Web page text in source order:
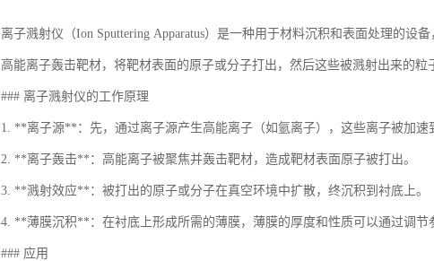
离子溅射仪（Ion Sputtering Apparatus）是一种用于材料沉积和表面处理的设
高能离子轰击靶材，将靶材表面的原子或分子打出，然后这些被溅射出来的粒
### 离子溅射仪的工作原理
1. **离子源**：先，通过离子源产生高能离子（如氩离子），这些离子被加速
2. **离子轰击**：高能离子被聚焦并轰击靶材，造成靶材表面原子被打出。
3. **溅射效应**：被打出的原子或分子在真空环境中扩散，终沉积到衬底上。
4. **薄膜沉积**：在衬底上形成所需的薄膜，薄膜的厚度和性质可以通过调节
### 应用